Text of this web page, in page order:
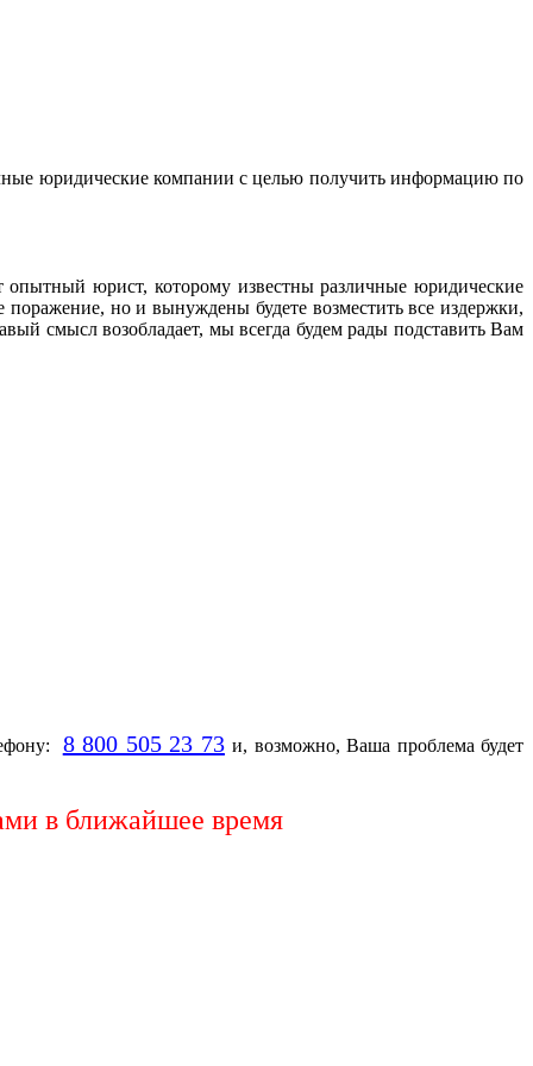
юридические компании с целью получить информацию по
юрист, которому известны различные юридические
но и вынуждены будете возместить все издержки,
смысл возобладает, мы всегда будем рады подставить Вам
8 800 505 23 73 и, возможно, Ваша проблема будет
в ближайшее время